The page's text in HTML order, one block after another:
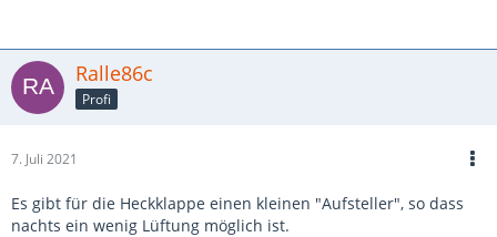
Ralle86c
Profi
7. Juli 2021
Es gibt für die Heckklappe einen kleinen "Aufsteller", so dass
nachts ein wenig Lüftung möglich ist.